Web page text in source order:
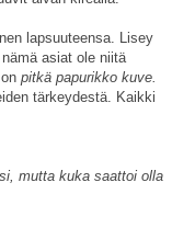
lapsuuteensa. Lisey
asiat ole niitä
pitkä papurikko kuve.
tärkeydestä. Kaikki
mutta kuka saattoi olla